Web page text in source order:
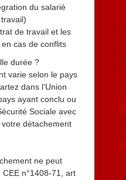
du salarié
de travail et les
cas de conflits
durée ?
varie selon le pays
dans l’Union
ayant conclu ou
Sociale avec
détachement
ne peut
n°1408-71, art